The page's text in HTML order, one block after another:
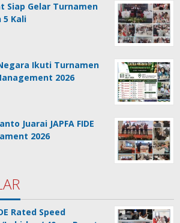
Siap Gelar Turnamen
5 Kali
Ikuti Turnamen
2026
Juarai JAPFA FIDE
2026
Rated Speed